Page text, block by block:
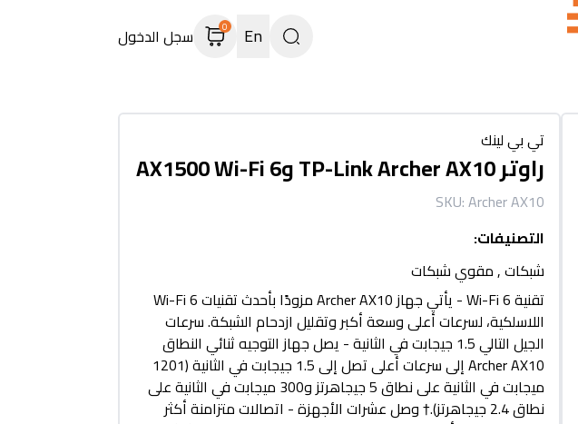
En
0 سجل الدخول
تي بي لينك
راوتر TP-Link Archer AX10 وAX1500 Wi-Fi 6
SKU:Archer AX10
التصنيفات:
شبكات,مقوي شبكات
تقنية Wi-Fi 6 - يأتي جهاز Archer AX10 مزودًا بأحدث تقنيات Wi-Fi 6
اللاسلكية، لسرعات أعلى وسعة أكبر وتقليل ازدحام الشبكة. سرعات
الجيل التالي 1.5 جيجابت في الثانية - يصل جهاز التوجيه ثنائي النطاق
Archer AX10 إلى سرعات أعلى تصل إلى 1.5 جيجابت في الثانية (1201
ميجابت في الثانية على نطاق 5 جيجاهرتز و300 ميجابت في الثانية على
نطاق 2.4 جيجاهرتز).† وصل عشرات الأجهزة - اتصالات متزامنة أكثر